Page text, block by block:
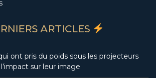
ARTICLES
ont pris du poids sous les projecteurs
sur leur image